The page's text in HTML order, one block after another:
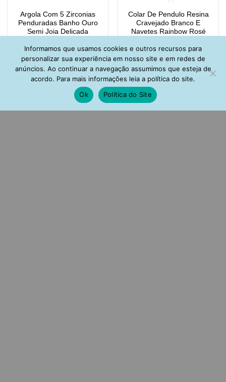
Argola Com 5 Zirconias
Penduradas Banho Ouro
Semi Joia Delicada
Colar De Pendulo Resina
Cravejado Branco E
Navetes Rainbow Rosé
Informamos que usamos cookies e outros recursos para
personalizar sua experiência em nosso site e em redes de
anúncios. Ao continuar a navegação assumimos que esteja de
acordo. Para mais informações leia a política do site.
Ok
Política do Site